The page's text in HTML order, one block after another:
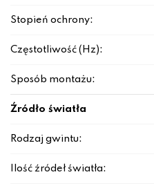
Stopień ochrony:
Częstotliwość (Hz):
Sposób montażu:
Źródło światła
Rodzaj gwintu:
Ilość źródeł światła: